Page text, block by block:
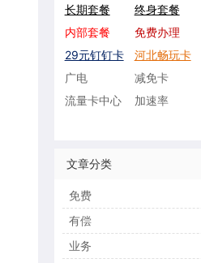
长期套餐
终身套餐
内部套餐
免费办理
29元钉钉卡
河北畅玩卡
广电
减免卡
流量卡中心
加速率
文章分类
免费
有偿
业务